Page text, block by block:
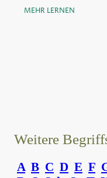
MEHR LERNEN
Weitere
A B C D E F